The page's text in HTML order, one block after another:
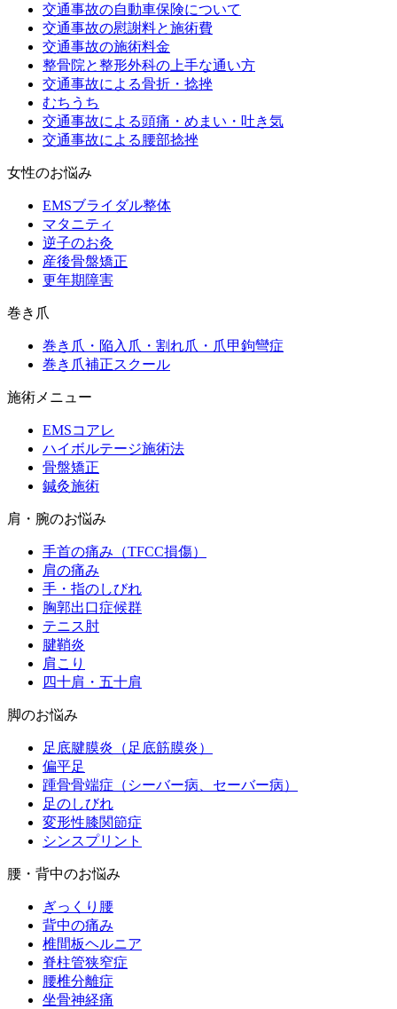
交通事故の自動車保険について
交通事故の慰謝料と施術費
交通事故の施術料金
整骨院と整形外科の上手な通い方
交通事故による骨折・捻挫
むちうち
交通事故による頭痛・めまい・吐き気
交通事故による腰部捻挫
女性のお悩み
EMSブライダル整体
マタニティ
逆子のお灸
産後骨盤矯正
更年期障害
巻き爪
巻き爪・陥入爪・割れ爪・爪甲鉤彎症
巻き爪補正スクール
施術メニュー
EMSコアレ
ハイボルテージ施術法
骨盤矯正
鍼灸施術
肩・腕のお悩み
手首の痛み（TFCC損傷）
肩の痛み
手・指のしびれ
胸郭出口症候群
テニス肘
腱鞘炎
肩こり
四十肩・五十肩
脚のお悩み
足底腱膜炎（足底筋膜炎）
偏平足
踵骨骨端症（シーバー病、セーバー病）
足のしびれ
変形性膝関節症
シンスプリント
腰・背中のお悩み
ぎっくり腰
背中の痛み
椎間板ヘルニア
脊柱管狭窄症
腰椎分離症
坐骨神経痛